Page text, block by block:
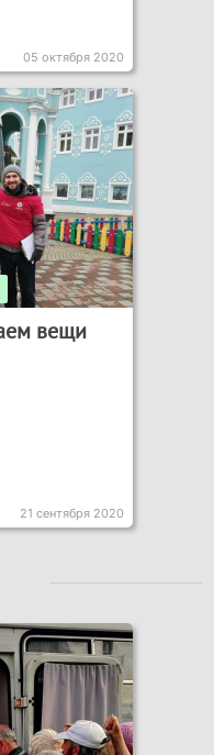
05 октября 2020
вещи
21 сентября 2020